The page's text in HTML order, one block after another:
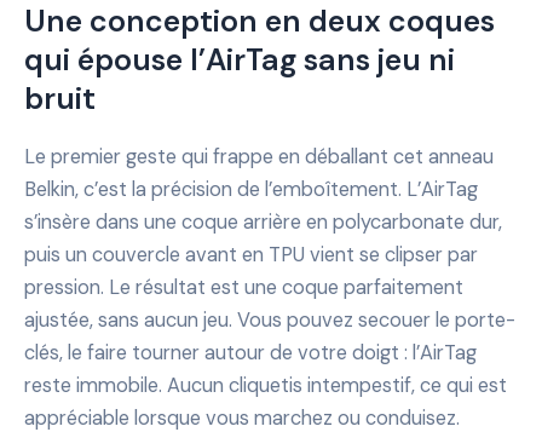
Une conception en deux coques
qui épouse l’AirTag sans jeu ni
bruit
Le premier geste qui frappe en déballant cet anneau
Belkin, c’est la précision de l’emboîtement. L’AirTag
s’insère dans une coque arrière en polycarbonate dur,
puis un couvercle avant en TPU vient se clipser par
pression. Le résultat est une coque parfaitement
ajustée, sans aucun jeu. Vous pouvez secouer le porte-
clés, le faire tourner autour de votre doigt : l’AirTag
reste immobile. Aucun cliquetis intempestif, ce qui est
appréciable lorsque vous marchez ou conduisez.